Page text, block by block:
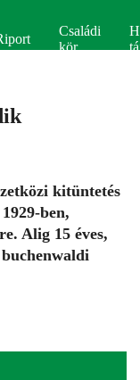
Családi
kör
kitüntetés
ben,
Alig 15 éves,